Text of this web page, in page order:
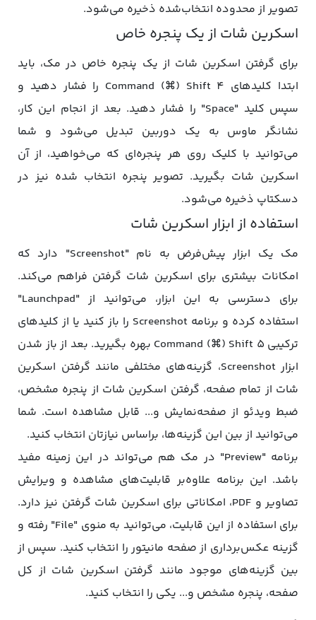
تصویر از محدوده انتخاب‌شده ذخیره می‌شود.
اسکرین شات از یک پنجره خاص
برای گرفتن اسکرین شات از یک پنجره خاص در مک، باید
ابتدا کلیدهای Command (⌘) Shift 4 را فشار دهید و
سپس کلید "Space" را فشار دهید. بعد از انجام این کار،
نشانگر ماوس به یک دوربین تبدیل می‌شود و شما
می‌توانید با کلیک روی هر پنجره‌ای که می‌خواهید، از آن
اسکرین شات بگیرید. تصویر پنجره انتخاب شده نیز در
دسکتاپ ذخیره می‌شود.
استفاده از ابزار اسکرین شات
مک یک ابزار پیش‌فرض به نام "Screenshot" دارد که
امکانات بیشتری برای اسکرین شات گرفتن فراهم می‌کند.
برای دسترسی به این ابزار، می‌توانید از "Launchpad"
استفاده کرده و برنامه Screenshot را باز کنید یا از کلیدهای
ترکیبی Command (⌘) Shift 5 بهره بگیرید. بعد از باز شدن
ابزار Screenshot، گزینه‌های مختلفی مانند گرفتن اسکرین
شات از تمام صفحه، گرفتن اسکرین شات از پنجره مشخص،
ضبط ویدئو از صفحه‌نمایش و... قابل مشاهده است. شما
می‌توانید از بین این گزینه‌ها، براساس نیازتان انتخاب کنید.
برنامه "Preview" در مک هم می‌تواند در این زمینه مفید
باشد. این برنامه علاوه‌بر قابلیت‌های مشاهده و ویرایش
تصاویر و PDF، امکاناتی برای اسکرین شات گرفتن نیز دارد.
برای استفاده از این قابلیت، می‌توانید به منوی "File" رفته و
گزینه عکس‌برداری از صفحه مانیتور را انتخاب کنید. سپس از
بین گزینه‌های موجود مانند گرفتن اسکرین شات از کل
صفحه، پنجره مشخص و... یکی را انتخاب کنید.